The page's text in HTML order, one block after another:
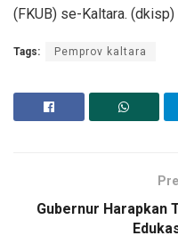
(FKUB) se-Kaltara. (dkisp)
Tags: Pemprov kaltara
Gubernur Harapkan